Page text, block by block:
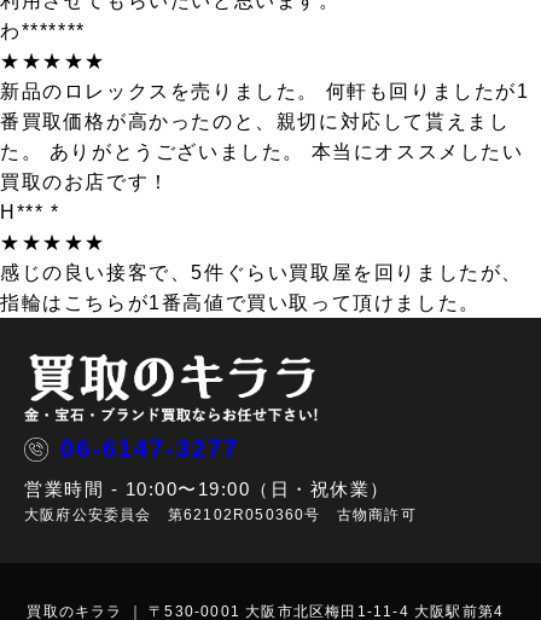
わ*******
★★★★★
新品のロレックスを売りました。 何軒も回りましたが1
番買取価格が高かったのと、親切に対応して貰えまし
た。 ありがとうございました。 本当にオススメしたい
買取のお店です！
H*** *
★★★★★
感じの良い接客で、5件ぐらい買取屋を回りましたが、
指輪はこちらが1番高値で買い取って頂けました。
06-6147-3277
営業時間 - 10:00〜19:00（日・祝休業）
大阪府公安委員会 第62102R050360号 古物商許可
買取のキララ ｜ 〒530-0001 大阪市北区梅田1-11-4 大阪駅前第4